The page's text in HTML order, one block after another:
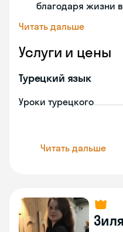
благодаря жизни
Читать дальше
Услуги и цены
Турецкий язык
Уроки турецкого
Читать дальше
Зиля